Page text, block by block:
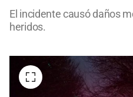
El incidente causó daños
heridos.